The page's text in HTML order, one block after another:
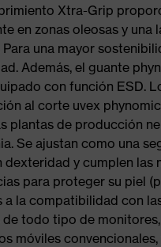
Xtra-Grip
en zonas oleosas y una
Para una mayor
Además, el guante
con función ESD.
al corte uvex
plantas de producción
Se ajustan como una
dexteridad y cumplen las
para proteger su piel
a la compatibilidad con
todo tipo de
móviles convencionales,